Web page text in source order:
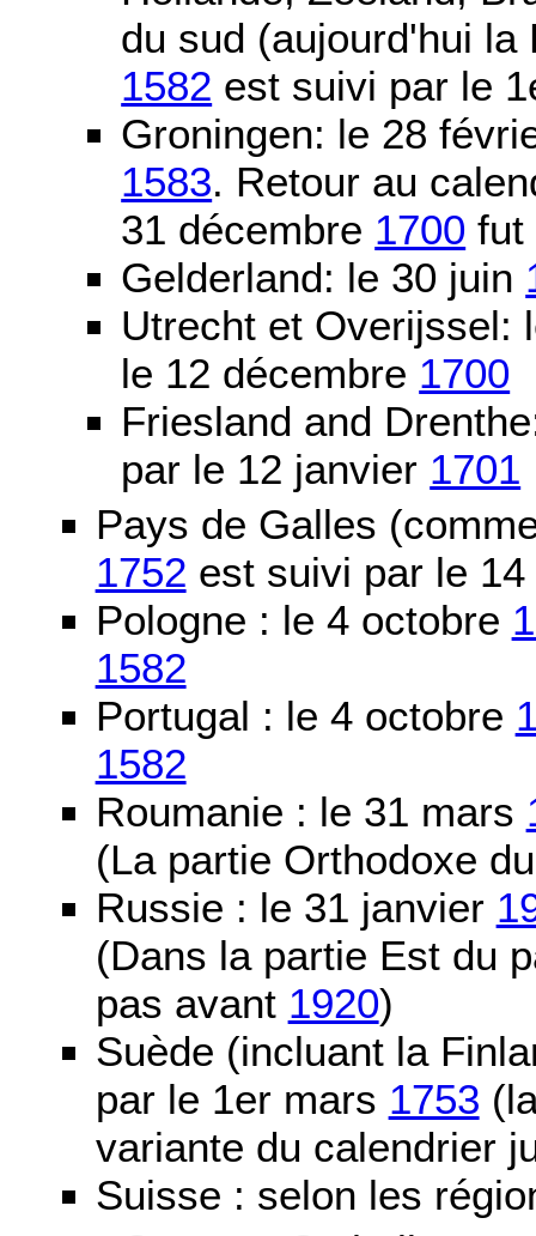
du sud (aujourd'hui la
1582 est suivi par le
Groningen: le 28
1583. Retour au
31 décembre 1700 fut
Gelderland: le 30 juin
Utrecht et Overijssel:
le 12 décembre 1700
Friesland and
par le 12 janvier 1701
Pays de Galles
1752 est suivi par le
Pologne : le 4 octobre
1582
Portugal : le 4 octobre
1582
Roumanie : le 31 mars
(La partie Orthodoxe
Russie : le 31 janvier
(Dans la partie Est du
pas avant 1920)
Suède (incluant la
par le 1er mars 1753
variante du calendrier
Suisse : selon les